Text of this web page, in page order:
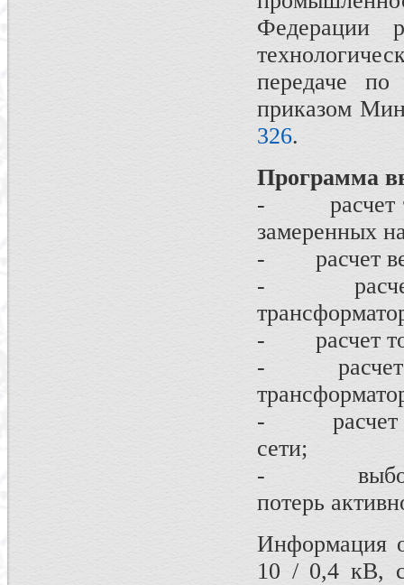
Федерации
передаче по
приказом
326.
Программа
- расчет
замеренных
- расчет
- расчет
- расчет
- расчет
- расчет
сети;
- выбор
потерь
Информация
10 / 0,4 кВ,